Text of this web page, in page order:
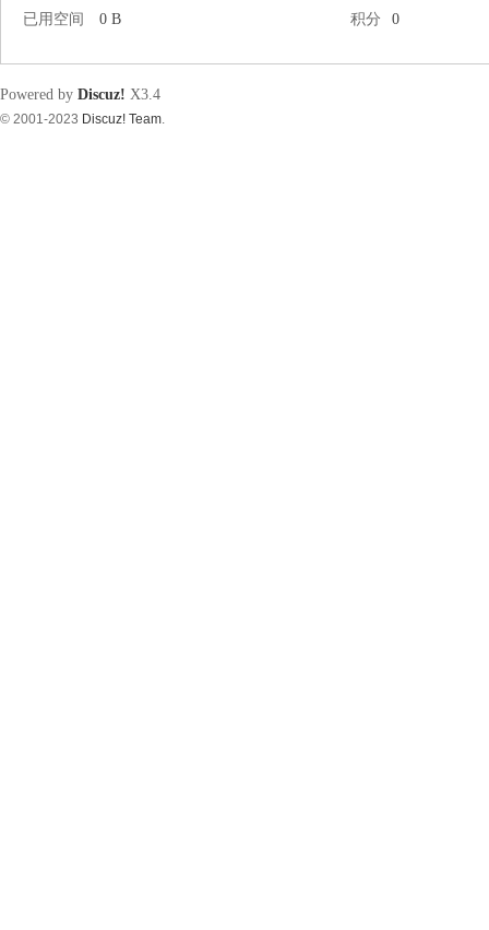
资
已用空间
0 B 积分 0
Powered by Discuz! X3.4
© 2001-2023 Discuz! Team